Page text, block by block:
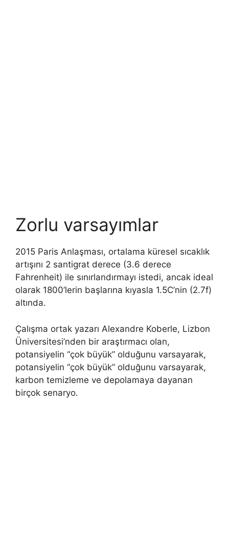
Zorlu varsayımlar
2015 Paris Anlaşması, ortalama küresel sıcaklık
artışını 2 santigrat derece (3.6 derece
Fahrenheit) ile sınırlandırmayı istedi, ancak ideal
olarak 1800’lerin başlarına kıyasla 1.5C’nin (2.7f)
altında.
Çalışma ortak yazarı Alexandre Koberle, Lizbon
Üniversitesi’nden bir araştırmacı olan,
potansiyelin “çok büyük” olduğunu varsayarak,
potansiyelin “çok büyük” olduğunu varsayarak,
karbon temizleme ve depolamaya dayanan
birçok senaryo.